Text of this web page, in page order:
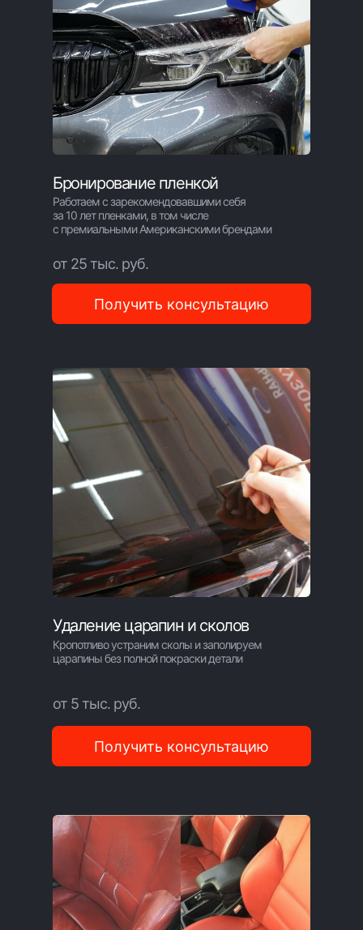
Бронирование пленкой
от 25 тыс. руб.
Получить консультацию
Удаление царапин и сколов
Получить консультацию
от 5 тыс. руб.
Кропотливо устраним сколы и заполируем
царапины без полной покраски детали
Работаем с зарекомендовавшими себя
за 10 лет пленками, в том числе
с премиальными Американскими брендами